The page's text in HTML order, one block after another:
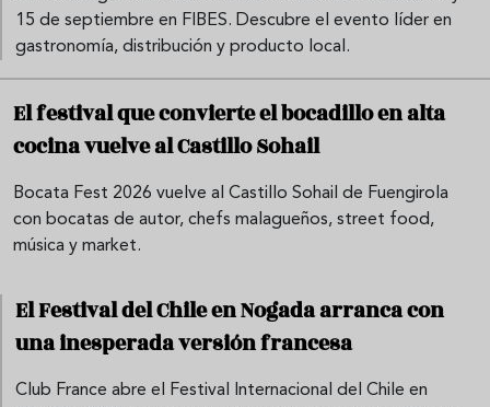
15 de septiembre en FIBES. Descubre el evento líder en
gastronomía, distribución y producto local.
El festival que convierte el bocadillo en alta
cocina vuelve al Castillo Sohail
Bocata Fest 2026 vuelve al Castillo Sohail de Fuengirola
con bocatas de autor, chefs malagueños, street food,
música y market.
El Festival del Chile en Nogada arranca con
una inesperada versión francesa
Club France abre el Festival Internacional del Chile en